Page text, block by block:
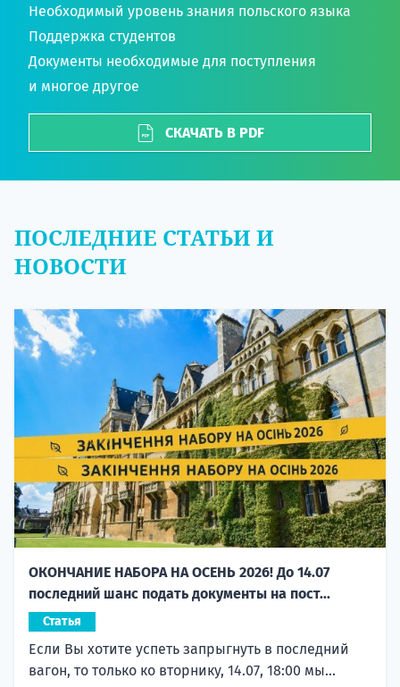
Необходимый уровень знания польского языка
Поддержка студентов
Документы необходимые для поступления
и многое другое
СКАЧАТЬ В PDF
ПОСЛЕДНИЕ СТАТЬИ И
НОВОСТИ
ОКОНЧАНИЕ НАБОРА НА ОСЕНЬ 2026! До 14.07
последний шанс подать документы на пост...
Статья
Если Вы хотите успеть запрыгнуть в последний
вагон, то только ко вторнику, 14.07, 18:00 мы...